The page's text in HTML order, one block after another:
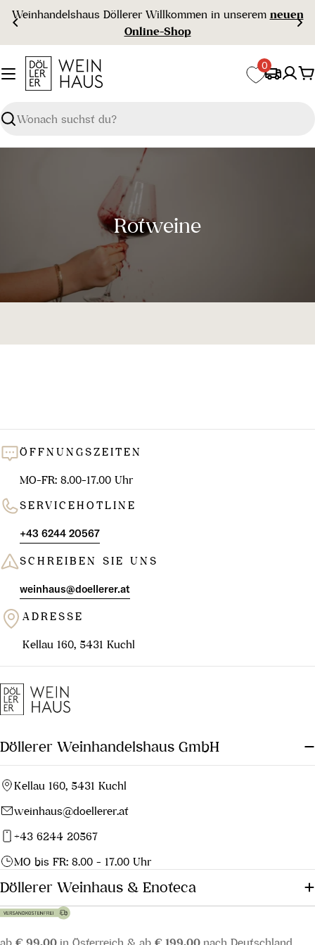
Zum
Inhalt
springen
Weinhandelshaus Döllerer Willkommen in unserem neuen
Online-Shop
Suchen
0
S
a
m
m
u
Rotweine
ÖFFNUNGSZEITEN
MO-FR: 8.00-17.00 Uhr
SERVICEHOTLINE
+43 6244 20567
SCHREIBEN SIE UNS
weinhaus@doellerer.at
ADRESSE
Kellau 160, 5431 Kuchl
Döllerer Weinhandelshaus GmbH
Kellau 160, 5431 Kuchl
weinhaus@doellerer.at
+43 6244 20567
MO bis FR: 8.00 - 17.00 Uhr
Döllerer Weinhaus & Enoteca